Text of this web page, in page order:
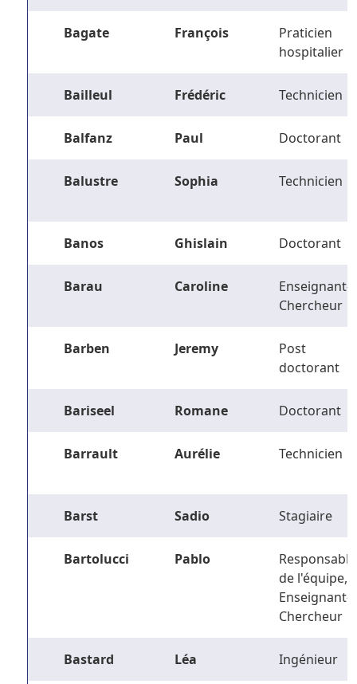
Bagate François
Praticien
hospitalier
Bailleul Frédéric Technicien
Balfanz Paul Doctorant
Balustre Sophia Technicien
Banos Ghislain Doctorant
Barau Caroline
Enseignant-
Chercheur
Barben Jeremy
Post
doctorant
Bariseel Romane Doctorant
Barrault Aurélie Technicien
Barst Sadio Stagiaire
Bartolucci Pablo
Responsable
de l'équipe,
Enseignant-
Chercheur
Bastard Léa Ingénieur